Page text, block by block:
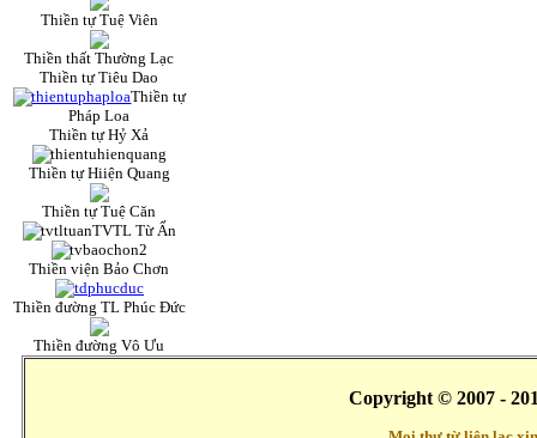
Thiền tự Tuệ Viên
Thiền thất Thường Lạc
Thiền tự Tiêu Dao
Thiền tự
Pháp Loa
Thiền tự Hỷ Xả
Thiền tự Hiiện Quang
Thiền tự Tuệ Căn
TVTL Từ Ấn
Thiền viện Bảo Chơn
Thiền đường TL Phúc Đức
Thiền đường Vô Ưu
Copyright © 2007 -